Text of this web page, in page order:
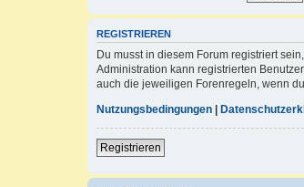
REGISTRIEREN
Du musst in diesem Forum registriert
Administration kann registrierten
auch die jeweiligen Forenregeln, wenn
Nutzungsbedingungen
Registrieren